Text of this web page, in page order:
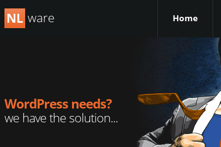
NL ware Home
WordPress needs?
we have the solution...